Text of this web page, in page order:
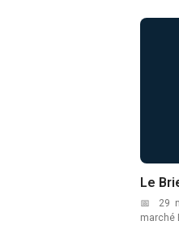
Le
📅 29
marché